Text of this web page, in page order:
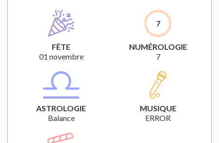
FÊTE
01 novembre
7
NUMÉROLOGIE
7
ASTROLOGIE
Balance
MUSIQUE
ERROR